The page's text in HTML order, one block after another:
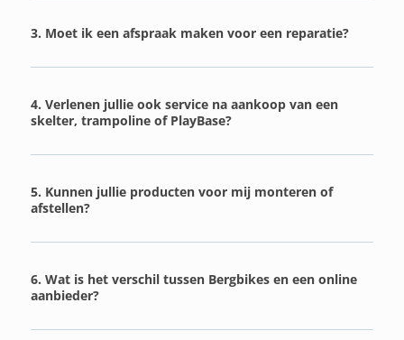
3. Moet ik een afspraak maken voor een reparatie?
4. Verlenen jullie ook service na aankoop van een
skelter, trampoline of PlayBase?
5. Kunnen jullie producten voor mij monteren of
afstellen?
6. Wat is het verschil tussen Bergbikes en een online
aanbieder?